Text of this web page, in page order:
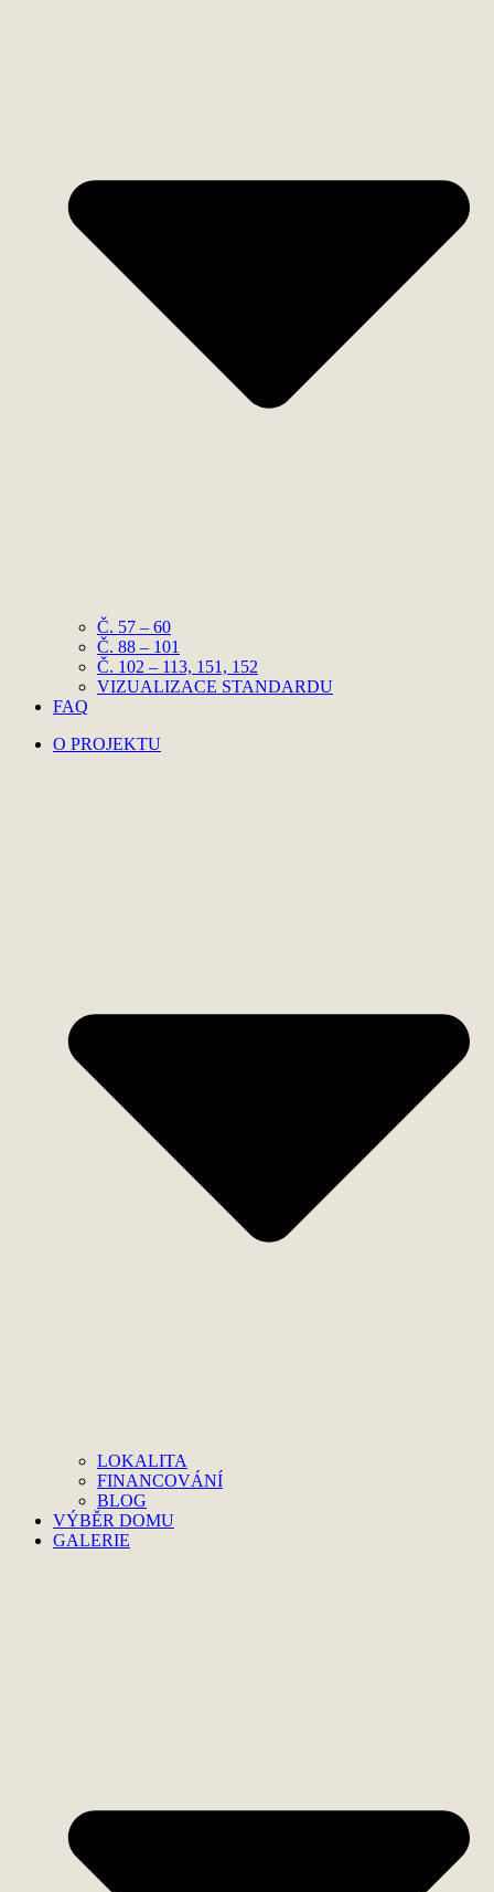
Č. 57 – 60
Č. 88 – 101
Č. 102 – 113, 151, 152
VIZUALIZACE STANDARDU
FAQ
O PROJEKTU
LOKALITA
FINANCOVÁNÍ
BLOG
VÝBĚR DOMU
GALERIE